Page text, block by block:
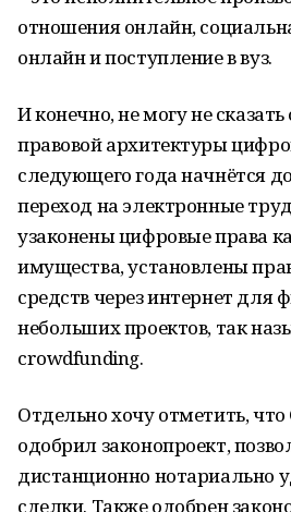
отношения онлайн,
онлайн и поступление в вуз.
И конечно, не могу не
правовой архитектуры
следующего года начнётся
переход на электронные
узаконены цифровые права
имущества, установлены
средств через интернет для
небольших проектов, так
crowdfunding.
Отдельно хочу отметить,
одобрил законопроект,
дистанционно нотариально
сделки. Также одобрен